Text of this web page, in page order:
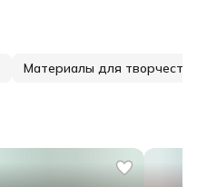
Материалы для творчества